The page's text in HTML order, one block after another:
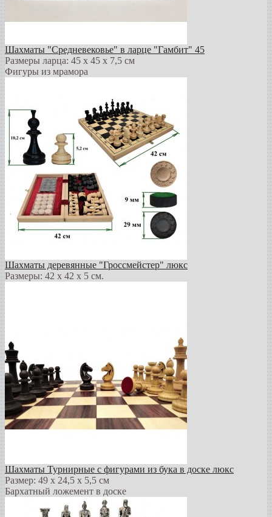
Шахматы "Средневековье" в ларце "Гамбит" 45
Размеры ларца: 45 x 45 х 7,5 см
Фигуры из мрамора
Шахматы деревянные "Гроссмейстер" люкс
Размеры: 42 x 42 x 5 см.
Шахматы Турнирные с фигурами из бука в доске люкс
Размер: 49 х 24,5 х 5,5 см
Бархатный ложемент в доске